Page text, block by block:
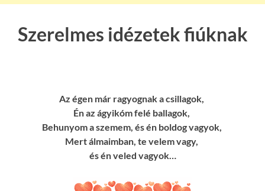
Szerelmes idézetek fiúknak
Az égen már ragyognak a csillagok,
Én az ágyikóm felé ballagok,
Behunyom a szemem, és én boldog vagyok,
Mert álmaimban, te velem vagy,
és én veled vagyok…